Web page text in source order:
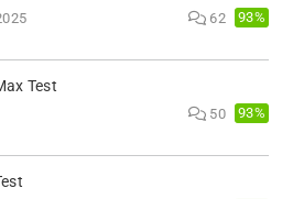
62 93%
Test
50 93%